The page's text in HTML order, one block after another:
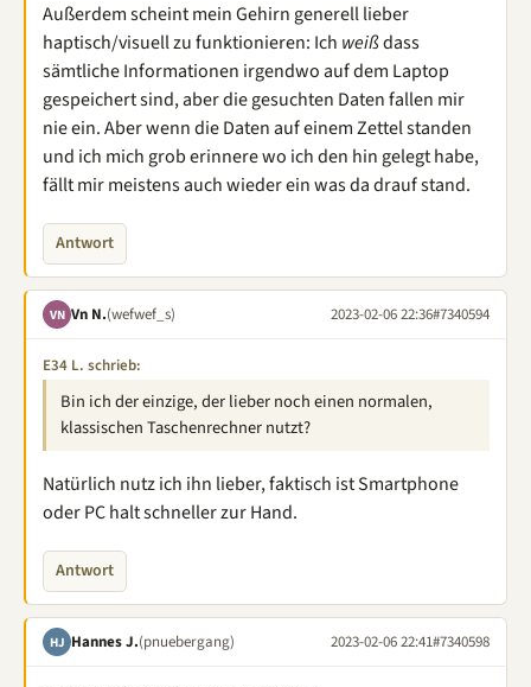
Außerdem scheint mein Gehirn generell lieber
haptisch/visuell zu funktionieren: Ich weißdass
sämtliche Informationen irgendwo auf dem Laptop
gespeichert sind, aber die gesuchten Daten fallen mir
nie ein. Aber wenn die Daten auf einem Zettel standen
und ich mich grob erinnere wo ich den hin gelegt habe,
fällt mir meistens auch wieder ein was da drauf stand.
Antwort
VN Vn N.(wefwef_s) 2023-02-06 22:36#7340594
E34 L. schrieb:
Bin ich der einzige, der lieber noch einen normalen,
klassischen Taschenrechner nutzt?
Natürlich nutz ich ihn lieber, faktisch ist Smartphone
oder PC halt schneller zur Hand.
Antwort
HJ Hannes J.(pnuebergang) 2023-02-06 22:41#7340598